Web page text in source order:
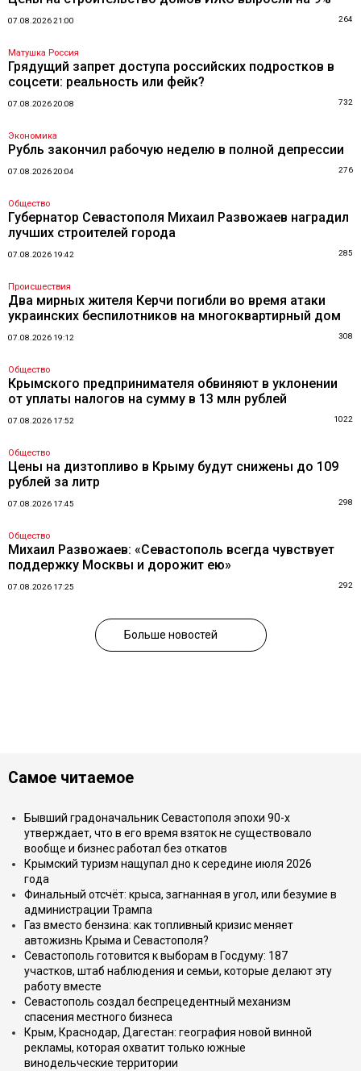
07.08.2026 21:00 264
Матушка Россия
Грядущий запрет доступа российских подростков в
соцсети: реальность или фейк?
07.08.2026 20:08 732
Экономика
Рубль закончил рабочую неделю в полной депрессии
07.08.2026 20:04 276
Общество
Губернатор Севастополя Михаил Развожаев наградил
лучших строителей города
07.08.2026 19:42 285
Происшествия
Два мирных жителя Керчи погибли во время атаки
украинских беспилотников на многоквартирный дом
07.08.2026 19:12 308
Общество
Крымского предпринимателя обвиняют в уклонении
от уплаты налогов на сумму в 13 млн рублей
07.08.2026 17:52 1022
Общество
Цены на дизтопливо в Крыму будут снижены до 109
рублей за литр
07.08.2026 17:45 298
Общество
Михаил Развожаев: «Севастополь всегда чувствует
поддержку Москвы и дорожит ею»
07.08.2026 17:25 292
Больше новостей
Самое читаемое
Бывший градоначальник Севастополя эпохи 90-х
утверждает, что в его время взяток не существовало
вообще и бизнес работал без откатов
Крымский туризм нащупал дно к середине июля 2026
года
Финальный отсчёт: крыса, загнанная в угол, или безумие в
администрации Трампа
Газ вместо бензина: как топливный кризис меняет
автожизнь Крыма и Севастополя?
Севастополь готовится к выборам в Госдуму: 187
участков, штаб наблюдения и семьи, которые делают эту
работу вместе
Севастополь создал беспрецедентный механизм
спасения местного бизнеса
Крым, Краснодар, Дагестан: география новой винной
рекламы, которая охватит только южные
винодельческие территории